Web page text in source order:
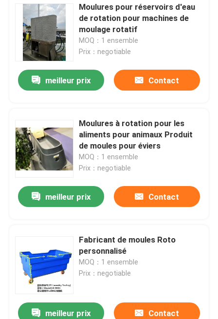
Moulures pour réservoirs d'eau
de rotation pour machines de
moulage rotatif
MOQ：1 ensemble
Prix：negotiable
meilleur prix Contact
Moulures à rotation pour les
aliments pour animaux Produit
de moules pour éviers
MOQ：1 ensemble
Prix：negotiable
meilleur prix Contact
Fabricant de moules Roto
personnalisé
MOQ：1 ensemble
Prix：negotiable
meilleur prix Contact